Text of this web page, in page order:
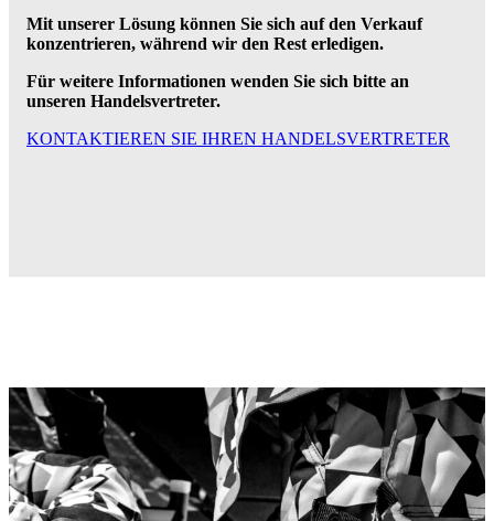
Mit unserer Lösung können Sie sich auf den Verkauf
konzentrieren, während wir den Rest erledigen.
Für weitere Informationen wenden Sie sich bitte an
unseren Handelsvertreter.
KONTAKTIEREN SIE IHREN HANDELSVERTRETER